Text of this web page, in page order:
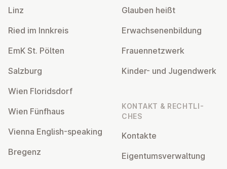
Linz
Ried im Innkreis
EmK St. Pölten
Salzburg
Wien Flo­rids­dorf
Wien Fünfhaus
Vienna English-speaking
Bregenz
Glauben heißt
Er­wach­se­nen­bil­dung
Frau­en­netz­werk
Kinder- und Ju­gend­werk
KONTAKT & RECHT­LI­
CHES
Kontakte
Ei­gen­tums­ver­wal­tung